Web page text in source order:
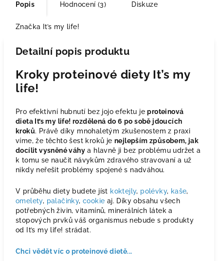
Popis Hodnocení (3) Diskuze
Značka It’s my life!
Detailní popis produktu
Kroky proteinové diety It’s my
life!
Pro efektivní hubnutí bez jojo efektu jeproteinová
dieta It’s my life! rozdělená do 6 po sobě jdoucích
kroků. Právě díky mnohaletým zkušenostem z praxi
víme, že těchto šest kroků je nejlepším způsobem, jak
docílit vysněné váhy a hlavně ji bez problému udržet a
k tomu se naučit návykům zdravého stravovaní a už
nikdy neřešit problémy spojené s nadváhou.
V průběhu diety budete jíst koktejly, polévky, kaše,
omelety, palačinky,cookie aj. Díky obsahu všech
potřebných živin, vitamínů, minerálních látek a
stopových prvků váš organismus nebude s produkty
od It’s my life! strádat.
Chci vědět víc o proteinové dietě...